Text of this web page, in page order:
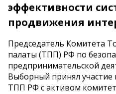
эффективности
продвижения
Председатель Комитета
палаты (ТПП) РФ по
предпринимательской
Выборный принял участие
ТПП РФ с активом